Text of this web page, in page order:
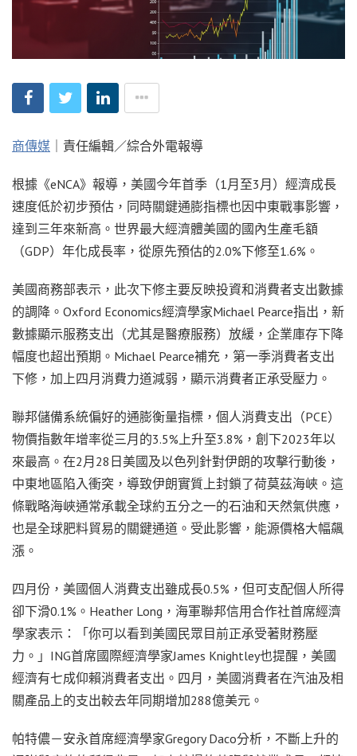
商傳媒 ｜責任編輯／綜合外電報導
根據《eNCA》報導，美國今年首季（1月至3月）經濟成長
速度低於初步預估，同時關鍵通膨指標也因中東戰事影響，
達到三年來新高。世界最大經濟體美國的國內生產毛額
（GDP）年化成長率，從原先預估的2.0%下修至1.6%。
美國商務部表示，此次下修主要反映投資和消費者支出數據
的調降。Oxford Economics經濟學家Michael Pearce指出，新
數據顯示服務支出（尤其是醫療服務）放緩，企業庫存下降
幅度也超出預期。Michael Pearce補充，第一季消費者支出
下修，加上四月消費力道減弱，顯示消費者正承受壓力。
聯邦儲備系統偏好的通膨衡量指標，個人消費支出（PCE）
物價指數年增率從三月的3.5%上升至3.8%，創下2023年以
來最高。在2月28日美國及以色列針對伊朗的攻擊行動後，
中東地區陷入衝突，導致伊朗實質上封鎖了荷莫茲海峽。這
條戰略海峽通常承載全球約五分之一的石油和天然氣供應，
也是全球肥料貿易的關鍵通道。受此影響，能源價格大幅飆
漲。
四月份，美國個人消費支出雖成長0.5%，但可支配個人所得
卻下滑0.1%。Heather Long，海軍聯邦信用合作社首席經濟
學家表示：「你可以看到美國民眾目前正承受著財務壓
力。」ING首席國際經濟學家James Knightley也提醒，美國
經濟有七成仰賴消費者支出。四月，美國消費者在汽油及相
關產品上的支出較去年同期增加288億美元。
帕特儂－安永首席經濟學家Gregory Daco分析，不斷上升的